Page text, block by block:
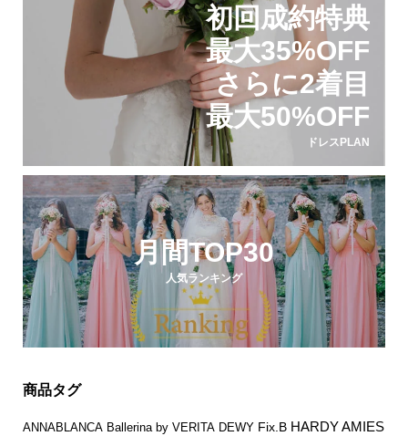
初回成約特典
最大35%OFF
さらに2着目
最大50%OFF
ドレスPLAN
月間TOP30
人気ランキング
商品タグ
ANNABLANCA Ballerina by VERITA DEWY Fix.B HARDY AMIES